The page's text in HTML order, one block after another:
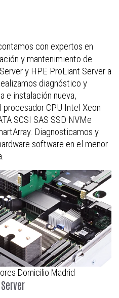
con expertos en
y mantenimiento de
y HPE ProLiant Server a
diagnóstico y
e instalación nueva,
CPU Intel Xeon
SCSI SAS SSD NVMe
Diagnosticamos y
software en el menor
Domicilio Madrid